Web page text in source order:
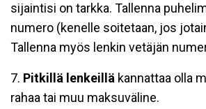
sijaintisi on tarkka. Tallenna
numero (kenelle soitetaan, jos
Tallenna myös lenkin vetäjän
7. Pitkillä lenkeillä kannattaa olla
rahaa tai muu maksuväline.